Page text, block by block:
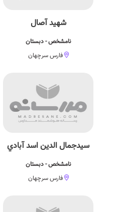
شهید آصال
نامشخص - دبستان
فارس سرچهان
سيدجمال الدين اسد آبادي
نامشخص - دبستان
فارس سرچهان